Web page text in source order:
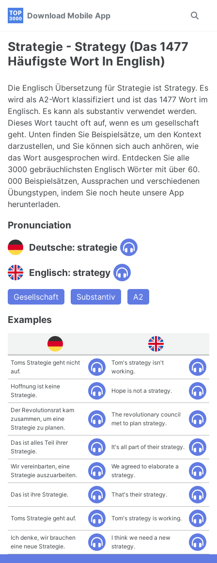
Skip
navigation
Skip
Skip
Download Mobile App
Toggle
Strategie - Strategy (Das 1477
Häufigste Wort In English)
Die Englisch Übersetzung für Strategie ist Strategy. Es
wird als A2-Wort klassifiziert und ist das 1477 Wort im
Englisch. Es kann als substantiv verwendet werden.
Dieses Wort taucht oft auf, wenn es um gesellschaft
geht. Unten finden Sie Beispielsätze, um den Kontext
darzustellen, und Sie können sich auch anhören, wie
das Wort ausgesprochen wird. Entdecken Sie alle
3000 gebräuchlichsten Englisch Wörter mit über 60.
000 Beispielsätzen, Aussprachen und verschiedenen
Übungstypen, indem Sie noch heute unsere App
herunterladen.
Pronunciation
Deutsche: strategie
Englisch: strategy
Gesellschaft Substantiv A2
Examples
Toms Strategie geht nicht
auf.
Tom's strategy isn't
working.
Hoffnung ist keine
Strategie.
Hope is not a strategy.
Der Revolutionsrat kam
zusammen, um eine
Strategie zu planen.
The revolutionary council
met to plan strategy.
Das ist alles Teil ihrer
Strategie.
It's all part of their strategy.
Wir vereinbarten, eine
Strategie auszuarbeiten.
We agreed to elaborate a
strategy.
Das ist ihre Strategie. That's their strategy.
Toms Strategie geht auf. Tom's strategy is working.
Ich denke, wir brauchen
eine neue Strategie.
I think we need a new
strategy.